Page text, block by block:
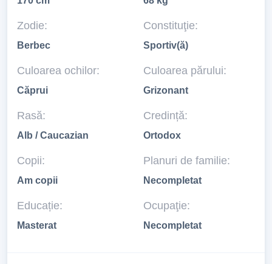
Zodie:
Berbec
Constituţie:
Sportiv(ă)
Culoarea ochilor:
Căprui
Culoarea părului:
Grizonant
Rasă:
Alb / Caucazian
Credință:
Ortodox
Copii:
Am copii
Planuri de familie:
Necompletat
Educație:
Masterat
Ocupaţie:
Necompletat